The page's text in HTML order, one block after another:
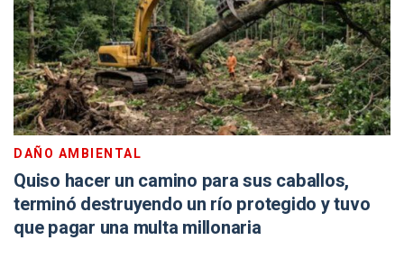
DAÑO AMBIENTAL
Quiso hacer un camino para sus caballos,
terminó destruyendo un río protegido y tuvo
que pagar una multa millonaria